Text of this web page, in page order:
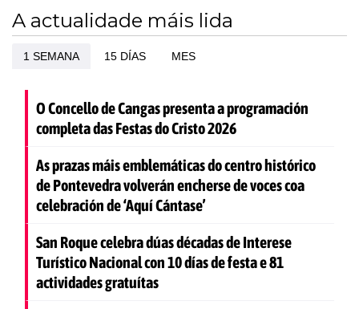
A actualidade máis lida
1 SEMANA 15 DÍAS MES
O Concello de Cangas presenta a programación
completa das Festas do Cristo 2026
As prazas máis emblemáticas do centro histórico
de Pontevedra volverán encherse de voces coa
celebración de ‘Aquí Cántase’
San Roque celebra dúas décadas de Interese
Turístico Nacional con 10 días de festa e 81
actividades gratuítas